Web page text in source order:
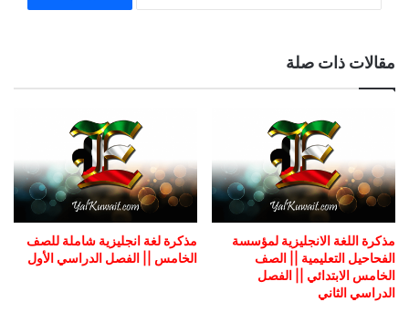
مقالات ذات صلة
مذكرة اللغة الانجليزية لمؤسسة
الفحاحيل التعليمية || الصف
الخامس الابتدائي || الفصل
الدراسي الثاني
مذكرة لغة انجليزية شاملة للصف
الخامس || الفصل الدراسي الأول